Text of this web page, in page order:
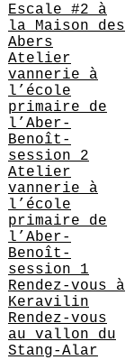
Escale #2 à
la Maison des
Abers
Atelier
vannerie à
l’école
primaire de
l’Aber-
Benoît-
session 2
Atelier
vannerie à
l’école
primaire de
l’Aber-
Benoît-
session 1
Rendez-vous à
Keravilin
Rendez-vous
au vallon du
Stang-Alar